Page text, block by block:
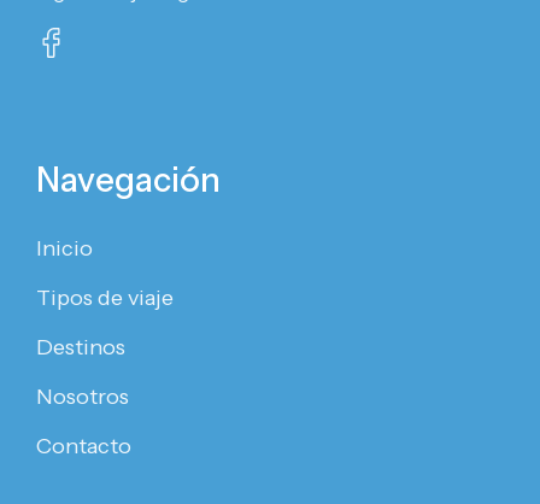
Navegación
Inicio
Tipos de viaje
Destinos
Nosotros
Contacto